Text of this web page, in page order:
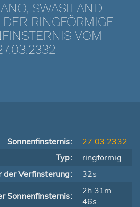
SWASILAND
RINGFÖRMIGE
VOM
Sonnenfinsternis:
27.03.2332
Typ:
ringförmig
der Verfinsterung:
32s
Sonnenfinsternis:
2h 31m
46s